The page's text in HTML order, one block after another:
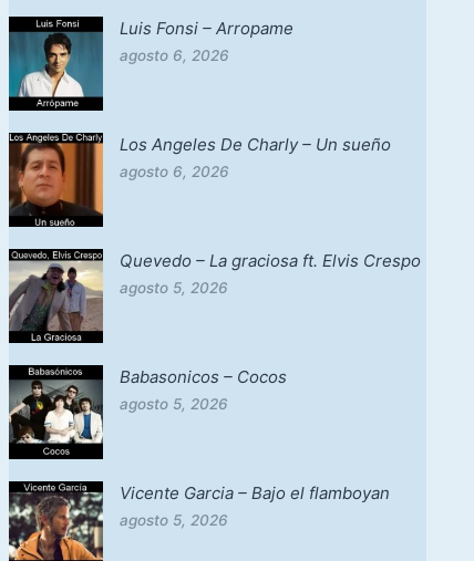
Luis Fonsi – Arropame
agosto 6, 2026
Los Angeles De Charly – Un sueño
agosto 6, 2026
Quevedo – La graciosa ft. Elvis Crespo
agosto 5, 2026
Babasonicos – Cocos
agosto 5, 2026
Vicente Garcia – Bajo el flamboyan
agosto 5, 2026